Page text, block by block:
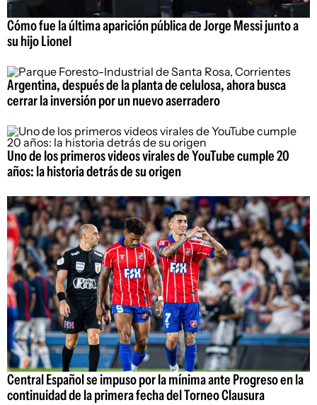
Cómo fue la última aparición pública de Jorge Messi junto a
su hijo Lionel
Argentina, después de la planta de celulosa, ahora busca
cerrar la inversión por un nuevo aserradero
Uno de los primeros videos virales de YouTube cumple 20
años: la historia detrás de su origen
Central Español se impuso por la mínima ante Progreso en la
continuidad de la primera fecha del Torneo Clausura